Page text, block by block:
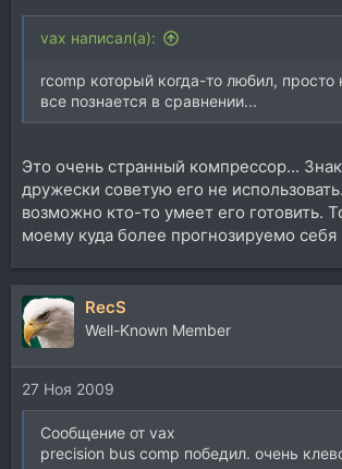
vax написал(а):
rcomp который когда-то любил,
все познается в сравнении...
Это очень странный компрессор...
дружески советую его не
возможно кто-то умеет его готовить.
моему куда более прогнозируемо себя
RecS
Well-Known Member
27 Ноя 2009
Сообщение от vax
precision bus comp победил. очень